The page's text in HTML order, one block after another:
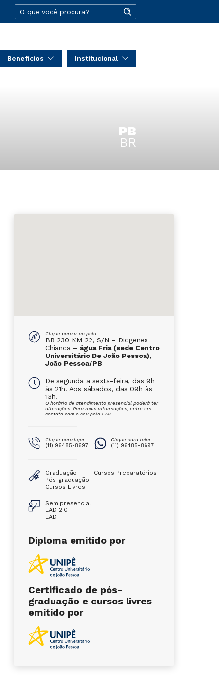
Benefícios Institucional
PB
BR
Clique para ir ao polo
BR 230 KM 22, S/N – Diogenes
Chianca – água Fria (sede Centro
Universitário De João Pessoa),
João Pessoa/PB
De segunda a sexta-feira, das 9h
às 21h. Aos sábados, das 09h às
13h.
O horário de atendimento presencial poderá ter
alterações. Para mais informações, entre em
contato com o seu polo EAD.
Clique para ligar
(11) 96485-8697
Clique para falar
(11) 96485-8697
Graduação
Pós-graduação
Cursos Livres
Cursos Preparatórios
Semipresencial
EAD 2.0
EAD
Diploma emitido por
Certificado de pós-
graduação e cursos livres
emitido por